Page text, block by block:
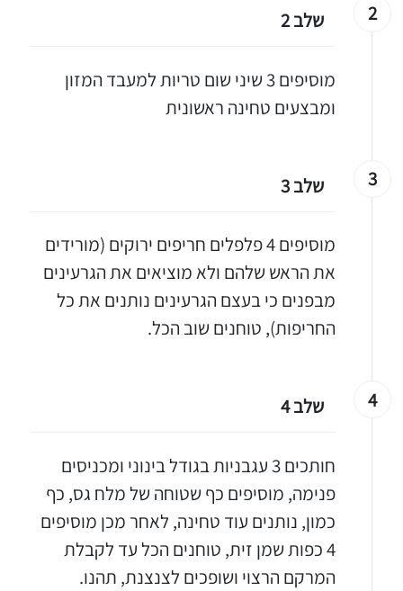
2 שלב 2
מוסיפים 3 שיני שום טריות למעבד המזון
ומבצעים טחינה ראשונית
3 שלב 3
מוסיפים 4 פלפלים חריפים ירוקים (מורידים
את הראש שלהם ולא מוציאים את הגרעינים
מבפנים כי בעצם הגרעינים נותנים את כל
החריפות), טוחנים שוב הכל.
4 שלב 4
חותכים 3 עגבניות בגודל בינוני ומכניסים
פנימה, מוסיפים כף שטוחה של מלח גס, כף
כמון, נותנים עוד טחינה, לאחר מכן מוסיפים
4 כפות שמן זית, טוחנים הכל עד לקבלת
המרקם הרצוי ושופכים לצנצנת, תהנו.